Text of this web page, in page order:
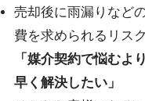
売却後に雨漏りなど
費を求められるリス
「媒介契約で悩むよ
早く解決したい」